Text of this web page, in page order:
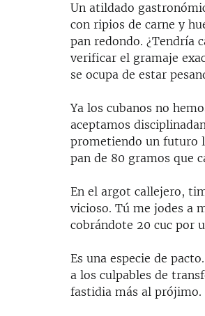
Un atildado
con ripios de carne y
pan redondo. ¿Tendría
verificar el gramaje
se ocupa de estar
Ya los cubanos no
aceptamos
prometiendo un futuro
pan de 80 gramos que
En el argot callejero,
vicioso. Tú me jodes a
cobrándote 20 cuc por
Es una especie de
a los culpables de
fastidia más al prójimo.